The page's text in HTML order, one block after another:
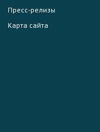
Пресс-релизы
Карта сайта